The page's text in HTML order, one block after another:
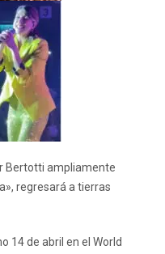
Bertotti ampliamente
regresará a tierras
14 de abril en el World